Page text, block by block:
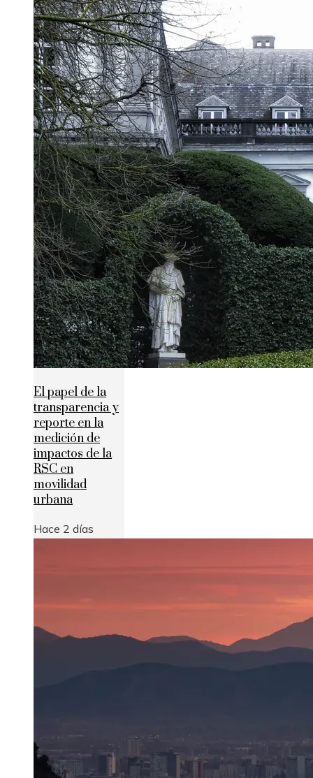
El papel de la
transparencia y
reporte en la
medición de
impactos de la
RSC en
movilidad
urbana
Hace 2 días